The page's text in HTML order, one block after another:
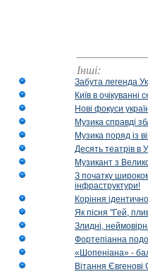
Інші:
Забута легенда
Київ в
Нові фокуси
Музика справді
Музика поряд із
Десять театрів в
Музикант з
З початку
інфраструктури!
Коріння
Як пісня "Гей,
Злидні,
Фортепіанна
«Шопеніана» -
Вітання Євгенові